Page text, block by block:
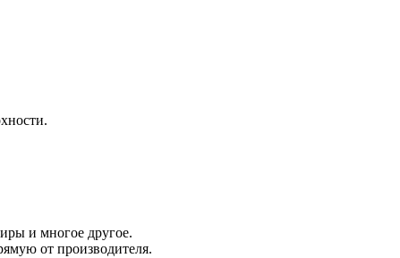
и многое другое.
от производителя.